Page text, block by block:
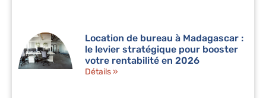
Location de bureau à Madagascar :
le levier stratégique pour booster
votre rentabilité en 2026
Détails »